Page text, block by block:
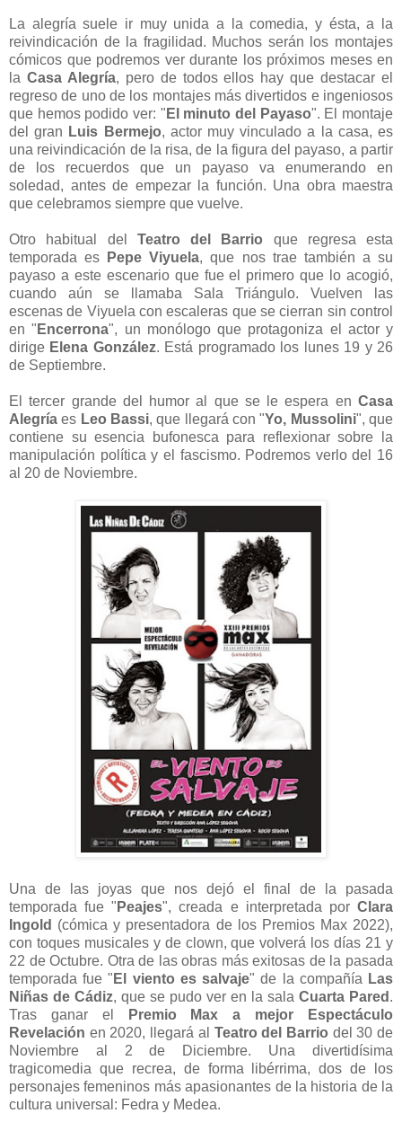
La alegría suele ir muy unida a la comedia, y ésta, a la
reivindicación de la fragilidad. Muchos serán los montajes
cómicos que podremos ver durante los próximos meses en
la Casa Alegría, pero de todos ellos hay que destacar el
regreso de uno de los montajes más divertidos e ingeniosos
que hemos podido ver: " El minuto del Payaso". El montaje
del gran Luis Bermejo, actor muy vinculado a la casa, es
una reivindicación de la risa, de la figura del payaso, a partir
de los recuerdos que un payaso va enumerando en
soledad, antes de empezar la función. Una obra maestra
que celebramos siempre que vuelve.
Otro habitual del Teatro del Barrio que regresa esta
temporada es
Pepe Viyuela, que nos trae también a su
payaso a este escenario que fue el primero que lo acogió,
cuando aún se llamaba Sala Triángulo. Vuelven las
escenas de Viyuela con escaleras que se cierran sin control
en " Encerrona", un monólogo que protagoniza el actor y
dirige Elena González. Está programado los lunes 19 y 26
de Septiembre.
El tercer grande del humor al que se le espera en Casa
Alegría es Leo Bassi, que llegará con "Yo, Mussolini", que
contiene su esencia bufonesca para reflexionar sobre la
manipulación política y el fascismo. Podremos verlo del 16
al 20 de Noviembre.
Una de las joyas que nos dejó el final de la pasada
temporada fue " Peajes", creada e interpretada porClara
Ingold (cómica y presentadora de los Premios Max 2022),
con toques musicales y de clown, que volverá los días 21 y
22 de Octubre. Otra de las obras más exitosas de la pasada
temporada fue " El viento es salvaje" de la compañía Las
Niñas de Cádiz, que se pudo ver en la sala Cuarta Pared .
Tras ganar el
Premio Max a mejor Espectáculo
Revelación en 2020, llegará al Teatro del Barrio del 30 de
Noviembre al 2 de Diciembre. Una divertidísima
tragicomedia que recrea, de forma libérrima, dos de los
personajes femeninos más apasionantes de la historia de la
cultura universal: Fedra y Medea.